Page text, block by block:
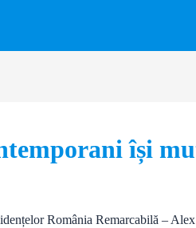
își
România Remarcabilă –